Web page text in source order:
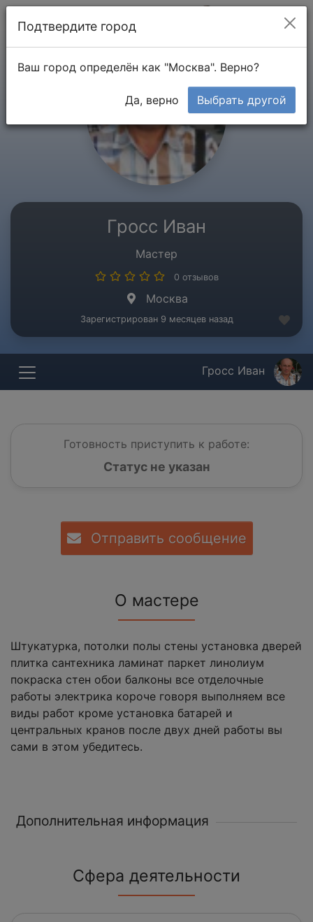
Гросс Иван
Мастер
0 отзывов
Москва
Зарегистрирован 9 месяцев назад
Гросс Иван
Готовность приступить к работе:
Статус не указан
Отправить сообщение
О мастере
Штукатурка, потолки полы стены установка дверей
плитка сантехника ламинат паркет линолиум
покраска стен обои балконы все отделочные
работы электрика короче говоря выполняем все
виды работ кроме установка батарей и
центральных кранов после двух дней работы вы
сами в этом убедитесь.
Дополнительная информация
Сфера деятельности
Подтвердите город
Ваш город определён как "Москва". Верно?
Да, верно Выбрать другой